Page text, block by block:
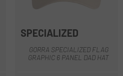
SPECIALIZED
GORRA SPECIALIZED FLAG
GRAPHIC 6 PANEL DAD HAT